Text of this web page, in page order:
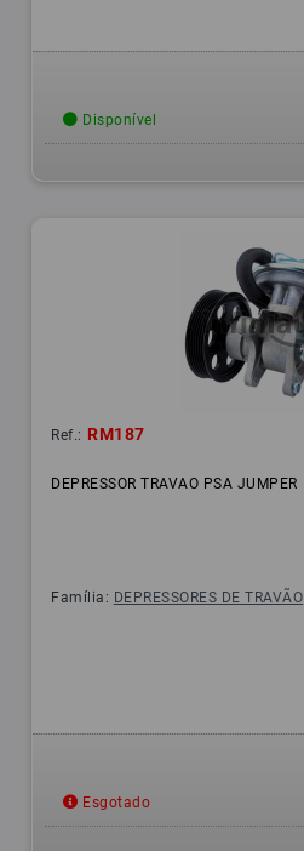
Disponível
Ref.: RM187
DEPRESSOR TRAVAO PSA JUMPER
Família: DEPRESSORES DE TRAVÃO
Esgotado